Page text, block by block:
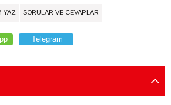
YAZ SORULAR VE CEVAPLAR
Telegram